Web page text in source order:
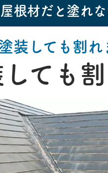
屋根材だと塗れな
装しても割れ
ても